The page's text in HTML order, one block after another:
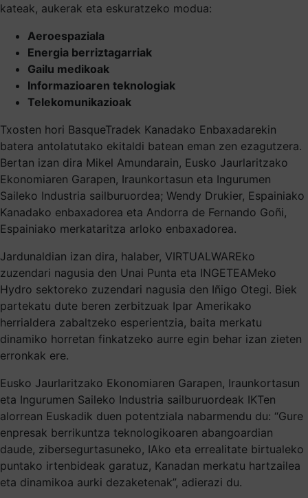
kateak, aukerak eta eskuratzeko modua:
Aeroespaziala
Energia berriztagarriak
Gailu medikoak
Informazioaren teknologiak
Telekomunikazioak
Txosten hori BasqueTradek Kanadako Enbaxadarekin
batera antolatutako ekitaldi batean eman zen ezagutzera.
Bertan izan dira Mikel Amundarain, Eusko Jaurlaritzako
Ekonomiaren Garapen, Iraunkortasun eta Ingurumen
Saileko Industria sailburuordea; Wendy Drukier, Espainiako
Kanadako enbaxadorea eta Andorra de Fernando Goñi,
Espainiako merkataritza arloko enbaxadorea.
Jardunaldian izan dira, halaber, VIRTUALWAREko
zuzendari nagusia den Unai Punta eta INGETEAMeko
Hydro sektoreko zuzendari nagusia den Iñigo Otegi. Biek
partekatu dute beren zerbitzuak Ipar Amerikako
herrialdera zabaltzeko esperientzia, baita merkatu
dinamiko horretan finkatzeko aurre egin behar izan zieten
erronkak ere.
Eusko Jaurlaritzako Ekonomiaren Garapen, Iraunkortasun
eta Ingurumen Saileko Industria sailburuordeak IKTen
alorrean Euskadik duen potentziala nabarmendu du: “Gure
enpresak berrikuntza teknologikoaren abangoardian
daude, zibersegurtasuneko, IAko eta errealitate birtualeko
puntako irtenbideak garatuz, Kanadan merkatu hartzailea
eta dinamikoa aurki dezaketenak”, adierazi du.